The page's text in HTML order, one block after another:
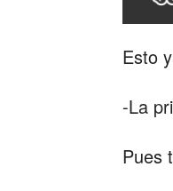
Esto
-La
Pues